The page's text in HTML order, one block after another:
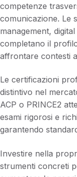
competenze
comunicazione. Le
management,
completano il
affrontare contesti
Le certificazioni
distintivo nel
ACP o PRINCE2
esami rigorosi e
garantendo
Investire nella
strumenti concreti